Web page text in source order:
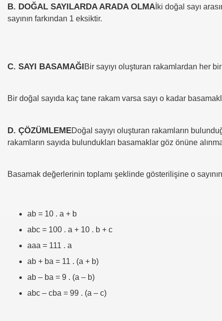
B. DOĞAL SAYILARDA ARADA OLMA İki doğal sayı
sayının farkından 1 eksiktir.
C. SAYI BASAMAĞIBir sayıyı oluşturan rakamlardan her
Bir doğal sayıda kaç tane rakam varsa sayı o kadar
D. ÇÖZÜMLEMEDoğal sayıyı oluşturan rakamların
rakamların sayıda bulundukları basamaklar göz önüne
Basamak değerlerinin toplamı şeklinde gösterilişine o
ab = 10 . a + b
abc = 100 . a + 10 . b + c
aaa = 111 . a
ab + ba = 11 . (a + b)
ab – ba = 9 . (a – b)
abc – cba = 99 . (a – c)